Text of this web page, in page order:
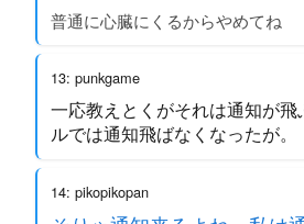
普通に心臓にくるからやめてね
13: punkgame
一応教えとくがそれは通知が
ルでは通知飛ばなくなったが。
14: pikopikopan